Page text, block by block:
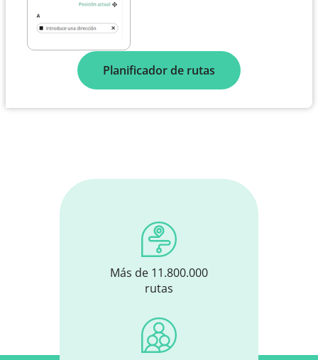
Planificador de rutas
Más de 11.800.000
rutas